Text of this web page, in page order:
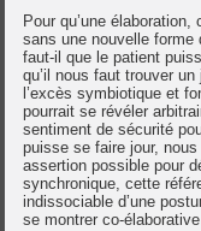
Pour qu’une
sans une nouvelle
faut-il que le patient
qu’il nous faut trouver
l’excès symbiotique et
pourrait se révéler
sentiment de sécurité
puisse se faire jour,
assertion possible pour
synchronique, cette
indissociable d’une
se montrer co-